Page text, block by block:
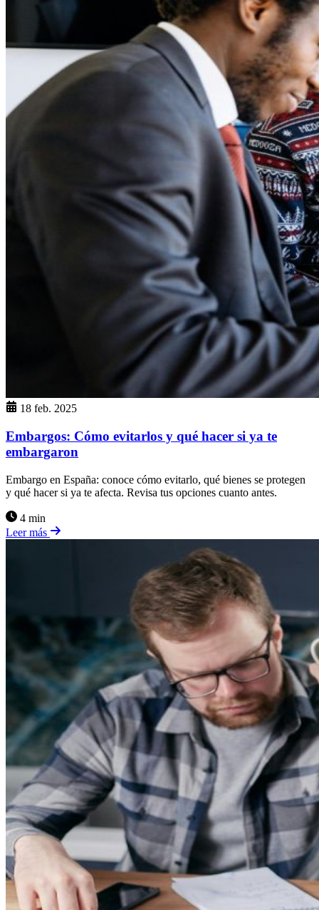
18 feb. 2025
Embargos: Cómo evitarlos y qué hacer si ya te
embargaron
Embargo en España: conoce cómo evitarlo, qué bienes se protegen
y qué hacer si ya te afecta. Revisa tus opciones cuanto antes.
4 min
Leer más